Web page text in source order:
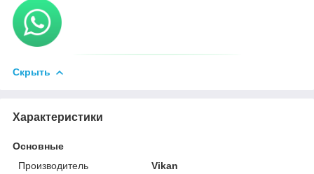
Скрыть
Характеристики
Основные
Производитель
Vikan